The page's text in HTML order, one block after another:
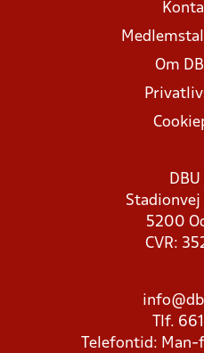
Om
Stadionvej
5200
CVR:
Tlf.
Telefontid: